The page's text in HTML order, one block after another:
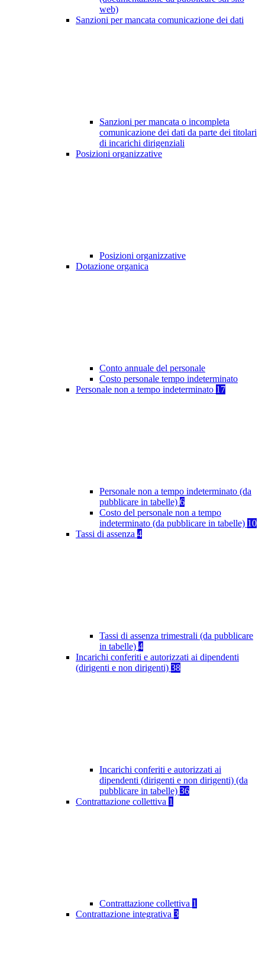
web)
Sanzioni per mancata comunicazione dei dati
Sanzioni per mancata o incompleta
comunicazione dei dati da parte dei titolari
di incarichi dirigenziali
Posizioni organizzative
Posizioni organizzative
Dotazione organica
Conto annuale del personale
Costo personale tempo indeterminato
Personale non a tempo indeterminato 17
Personale non a tempo indeterminato (da
pubblicare in tabelle) 6
Costo del personale non a tempo
indeterminato (da pubblicare in tabelle) 10
Tassi di assenza 4
Tassi di assenza trimestrali (da pubblicare
in tabelle) 4
Incarichi conferiti e autorizzati ai dipendenti
(dirigenti e non dirigenti) 38
Incarichi conferiti e autorizzati ai
dipendenti (dirigenti e non dirigenti) (da
pubblicare in tabelle) 36
Contrattazione collettiva 1
Contrattazione collettiva 1
Contrattazione integrativa 3